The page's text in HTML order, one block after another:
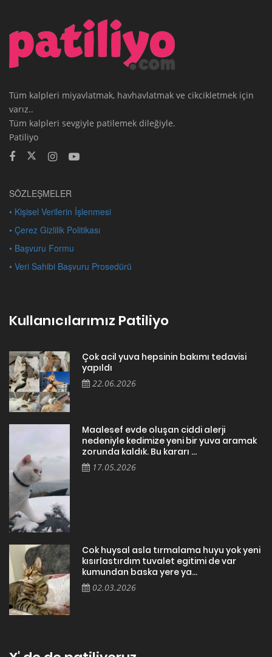
Tüm kalpleri miyavlatmak, havhavlatmak ve cikcikletmek için
varız..
Tüm kalpleri sevgiyle patilemek dileğiyle.
Patiliyo
SÖZLEŞMELER
• Kişisel Verilerin İşlenmesi
• Çerez Gizlilik Politikası
• Başvuru Formu
• Veri Sahibi Başvuru Prosedürü
Kullanıcılarımız Patiliyo
Çok acil yuva hepsinin bakımı tedavisi
yapıldı
22.06.2026
Maalesef evde oluşan ciddi alerji
nedeniyle kedimize yeni bir yuva aramak
zorunda kaldık. Bu kararı ...
17.05.2026
Cok huysal asla tırmalama huyu yok yeni
kısırlastırdım tuvalet egitimi de var
kumundan baska yere ya...
02.03.2026